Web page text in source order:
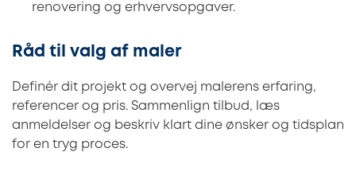
renovering og erhvervsopgaver.
Råd til valg af maler
Definér dit projekt og overvej malerens erfaring,
referencer og pris. Sammenlign tilbud, læs
anmeldelser og beskriv klart dine ønsker og tidsplan
for en tryg proces.